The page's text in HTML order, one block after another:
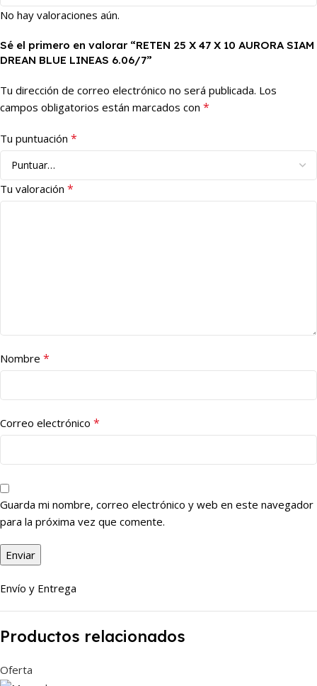
No hay valoraciones aún.
Sé el primero en valorar “RETEN 25 X 47 X 10 AURORA SIAM
DREAN BLUE LINEAS 6.06/7”
Tu dirección de correo electrónico no será publicada. Los
campos obligatorios están marcados con *
Tu puntuación *
Tu valoración *
Nombre *
Correo electrónico *
Guarda mi nombre, correo electrónico y web en este navegador
para la próxima vez que comente.
Envío y Entrega
Productos relacionados
Oferta